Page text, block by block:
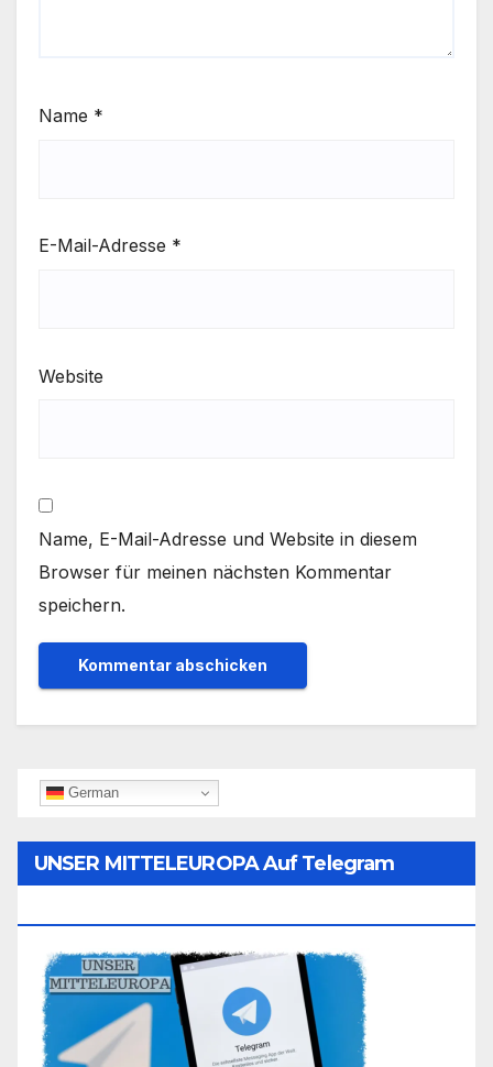
Name *
E-Mail-Adresse *
Website
Name, E-Mail-Adresse und Website in diesem
Browser für meinen nächsten Kommentar
speichern.
German
UNSER MITTELEUROPA Auf Telegram